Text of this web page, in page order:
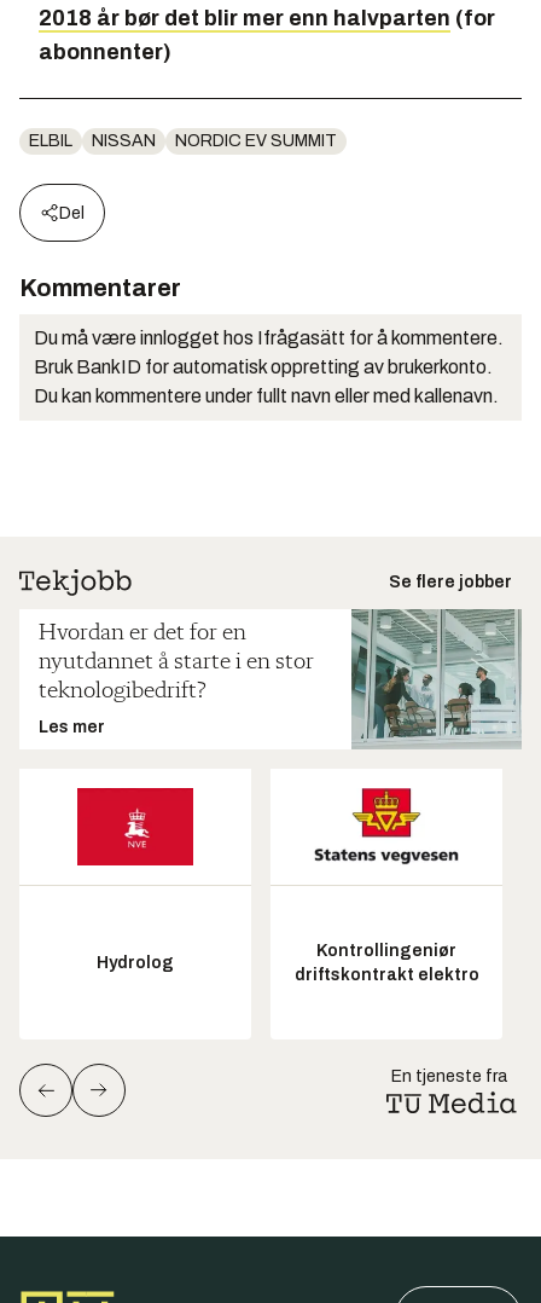
2018 år bør det blir mer enn halvparten (for
abonnenter)
ELBIL NISSAN NORDIC EV SUMMIT
Del
Kommentarer
Du må være innlogget hos Ifrågasätt for å kommentere.
Bruk BankID for automatisk oppretting av brukerkonto.
Du kan kommentere under fullt navn eller med kallenavn.
Se flere jobber
Hvordan er det for en
nyutdannet å starte i en stor
teknologibedrift?
Les mer
Hydrolog
Kontrollingeniør
driftskontrakt elektro
En tjeneste fra